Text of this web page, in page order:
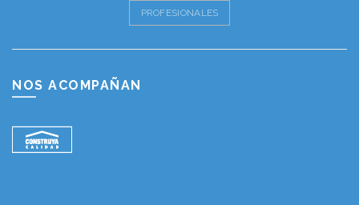
PROFESIONALES
NOS ACOMPAÑAN